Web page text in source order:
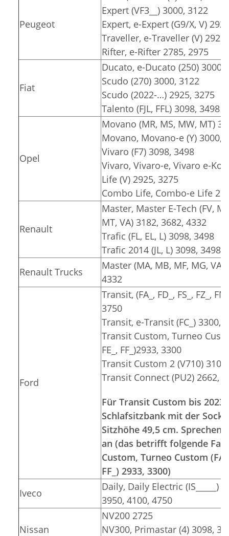
Peugeot
Expert (VF3__) 3000, 3122
Expert, e-Expert (G9/X, V)
Traveller, e-Traveller (V)
Rifter, e-Rifter 2785, 2975
Fiat
Ducato, e-Ducato (250) 3000,
Scudo (270) 3000, 3122
Scudo (2022-…) 2925, 3275
Talento (FJL, FFL) 3098, 3498
Opel
Movano (MR, MS, MW, MT)
Movano, Movano-e (Y) 3000,
Vivaro (F7) 3098, 3498
Vivaro, Vivaro-e, Vivaro e-
Life (V) 2925, 3275
Combo Life, Combo-e Life
Renault
Master, Master E-Tech (FV,
MT, VA) 3182, 3682, 4332
Trafic (FL, EL, L) 3098, 3498
Trafic 2014 (JL, L) 3098, 3498
Renault Trucks
Master (MA, MB, MF, MG, VA,
4332
Ford
Transit, (FA_, FD_, FS_, FZ_,
3750
Transit, e-Transit (FC_) 3300,
Transit Custom, Turneo
FE_, FF_)2933, 3300
Transit Custom 2 (V710)
Transit Connect (PU2) 2662,
Für Transit Custom bis
Schlafsitzbank mit der
Sitzhöhe 49,5 cm. Sprechen
an (das betrifft folgende
Custom, Turneo Custom
FF_) 2933, 3300)
Iveco
Daily, Daily Electric (IS_____)
3950, 4100, 4750
Nissan
NV200 2725
NV300, Primastar (4) 3098,